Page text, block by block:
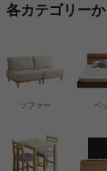
各カテゴリー
ソファー ベ